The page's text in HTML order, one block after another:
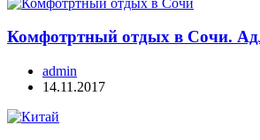
Комфотртный отдых в Сочи.
admin
14.11.2017